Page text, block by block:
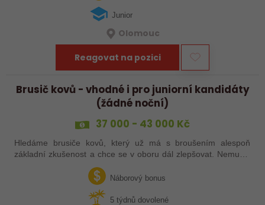
Junior
Olomouc
Reagovat na pozici
Brusič kovů - vhodné i pro juniorní kandidáty
(žádné noční)
37 000 - 43 000 Kč
Hledáme brusiče kovů, který už má s broušením alespoň
základní zkušenost a chce se v oboru dál zlepšovat. Nemusíš
být samostatný specialista s dlouholetou praxí. Důležité je,
abys už někdy pracoval…Náborový bonus
5 týdnů dovolené